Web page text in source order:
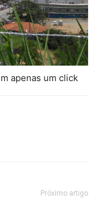
apenas um click
Próximo artigo